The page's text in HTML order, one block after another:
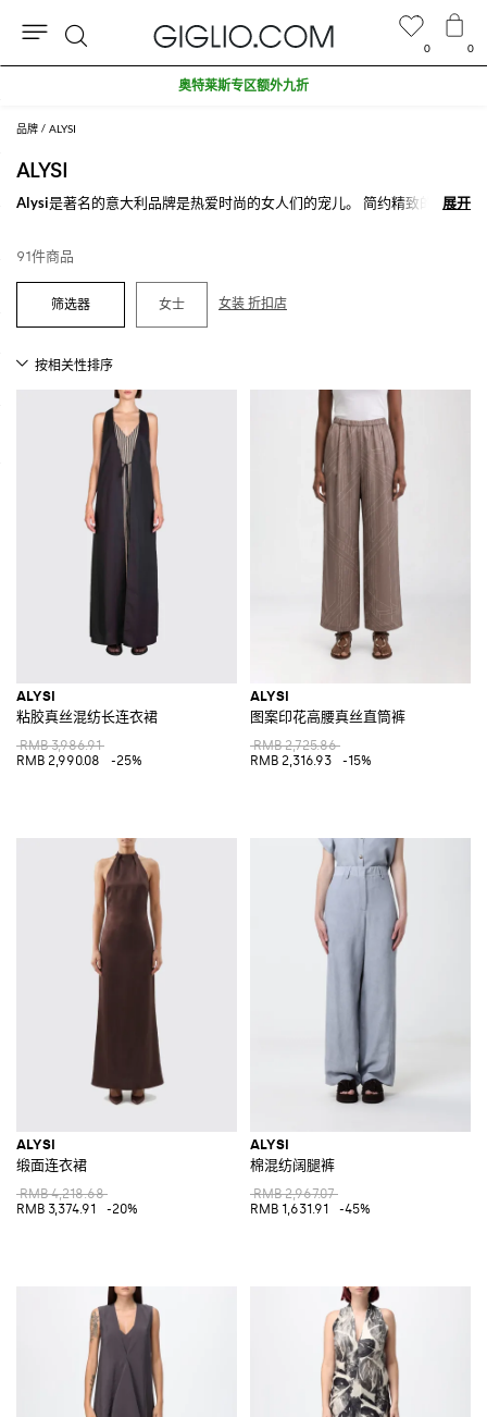
品牌 ALYSI
ALYSI
Alysi是著名的意大利品牌是热爱时尚的女人们的宠儿。 简约精致的线条
展开
展开
91件商品
女士 女装 折扣店
ALYSI
粘胶真丝混纺长连衣裙
RMB 3,986.91
RMB 2,990.08
-25%
ALYSI
图案印花高腰真丝直筒裤
RMB 2,725.86
RMB 2,316.93
-15%
ALYSI
缎面连衣裙
RMB 4,218.68
RMB 3,374.91
-20%
ALYSI
棉混纺阔腿裤
RMB 2,967.07
RMB 1,631.91
-45%
0 0
奥特莱斯专区额外九折